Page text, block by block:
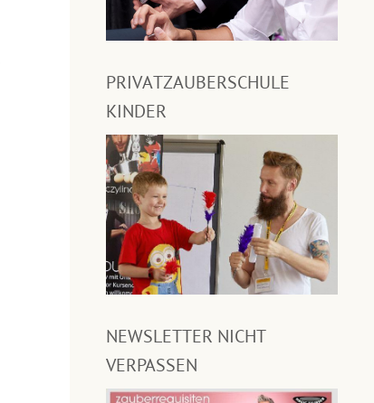
PRIVATZAUBERSCHULE
KINDER
NEWSLETTER NICHT
VERPASSEN